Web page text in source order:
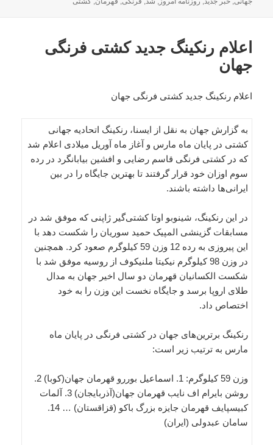
اعلام رنکینگ جدید کشتی فرنگی
جهان
اعلام رنکینگ جدید کشتی فرنگی جهان
به گزارش جهان به نقل از ایسنا، رنکینگ اتحادیه جهانی
کشتی در پایان ماه مارس و آغاز ماه آوریل میلادی اعلام شد
که در کشتی فرنگی قاسم رضایی و افشین بیابانگرد در رده
سوم اوزان خود قرار گرفتند تا بهترین جایگاه را در بین
ایرانی‌ها داشته باشند.
در این رنکینگ، شینوبو اوتا کشتی‌گیر ژاپنی که موفق شد در
مسابقات گزینشی المپیک حمید سوریان را شکست دهد با
این پیروزی به رده 12 وزن 59 کیلوگرم صعود کرد. همچنین
در وزن 98 کیلوگرم نیکیتا ملنیکوف از روسیه موفق شد با
شکست الکسانیان قهرمان دو سال اخیر جهان به مدال
طلای اروپا برسد و جایگاه نخست این وزن را به خود
اختصاص داد.
رنکینگ برترین‌های جهان در کشتی فرنگی در پایان ماه
مارس به ترتیب زیر است:
وزن 59 کیلوگرم: 1. اسماعیل بوررو قهرمان جهان(کوبا) 2.
روشن بایرام اف نایب قهرمان جهان(آذربایجان) 3. آلمات
کبیسپایف قهرمان جایزه بزرگ باکو (قزاقستان) … 14.
سامان عبدولی (ایران)